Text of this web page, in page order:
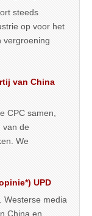
steeds
op voor het
vergroening
van China
CPC samen,
van de
We
UPD
Westerse media
China en